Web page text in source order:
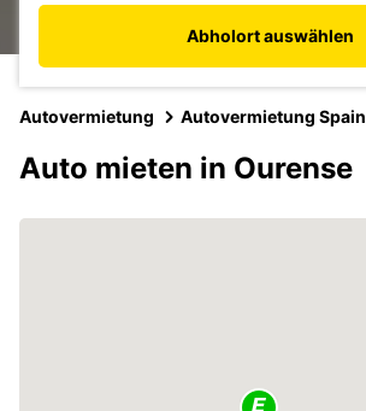
Abholort auswählen
Autovermietung Autovermietung Spain
Auto mieten in Ourense